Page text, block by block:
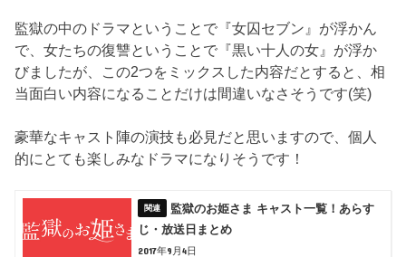
監獄の中のドラマということで『女囚セブン』が浮かん
で、女たちの復讐ということで『黒い十人の女』が浮か
びましたが、この2つをミックスした内容だとすると、相
当面白い内容になることだけは間違いなさそうです(笑)
豪華なキャスト陣の演技も必見だと思いますので、個人
的にとても楽しみなドラマになりそうです！
監獄のお姫さま キャスト一覧！あらす
じ・放送日まとめ
2017年9月4日